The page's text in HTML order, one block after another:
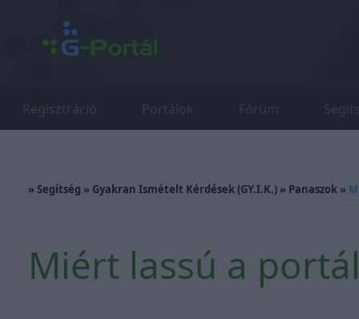
Regisztráció Portálok Fórum
» Segítség » Gyakran Ismételt Kérdések (GY.I.K.) » Panaszok »
Miért lassú a